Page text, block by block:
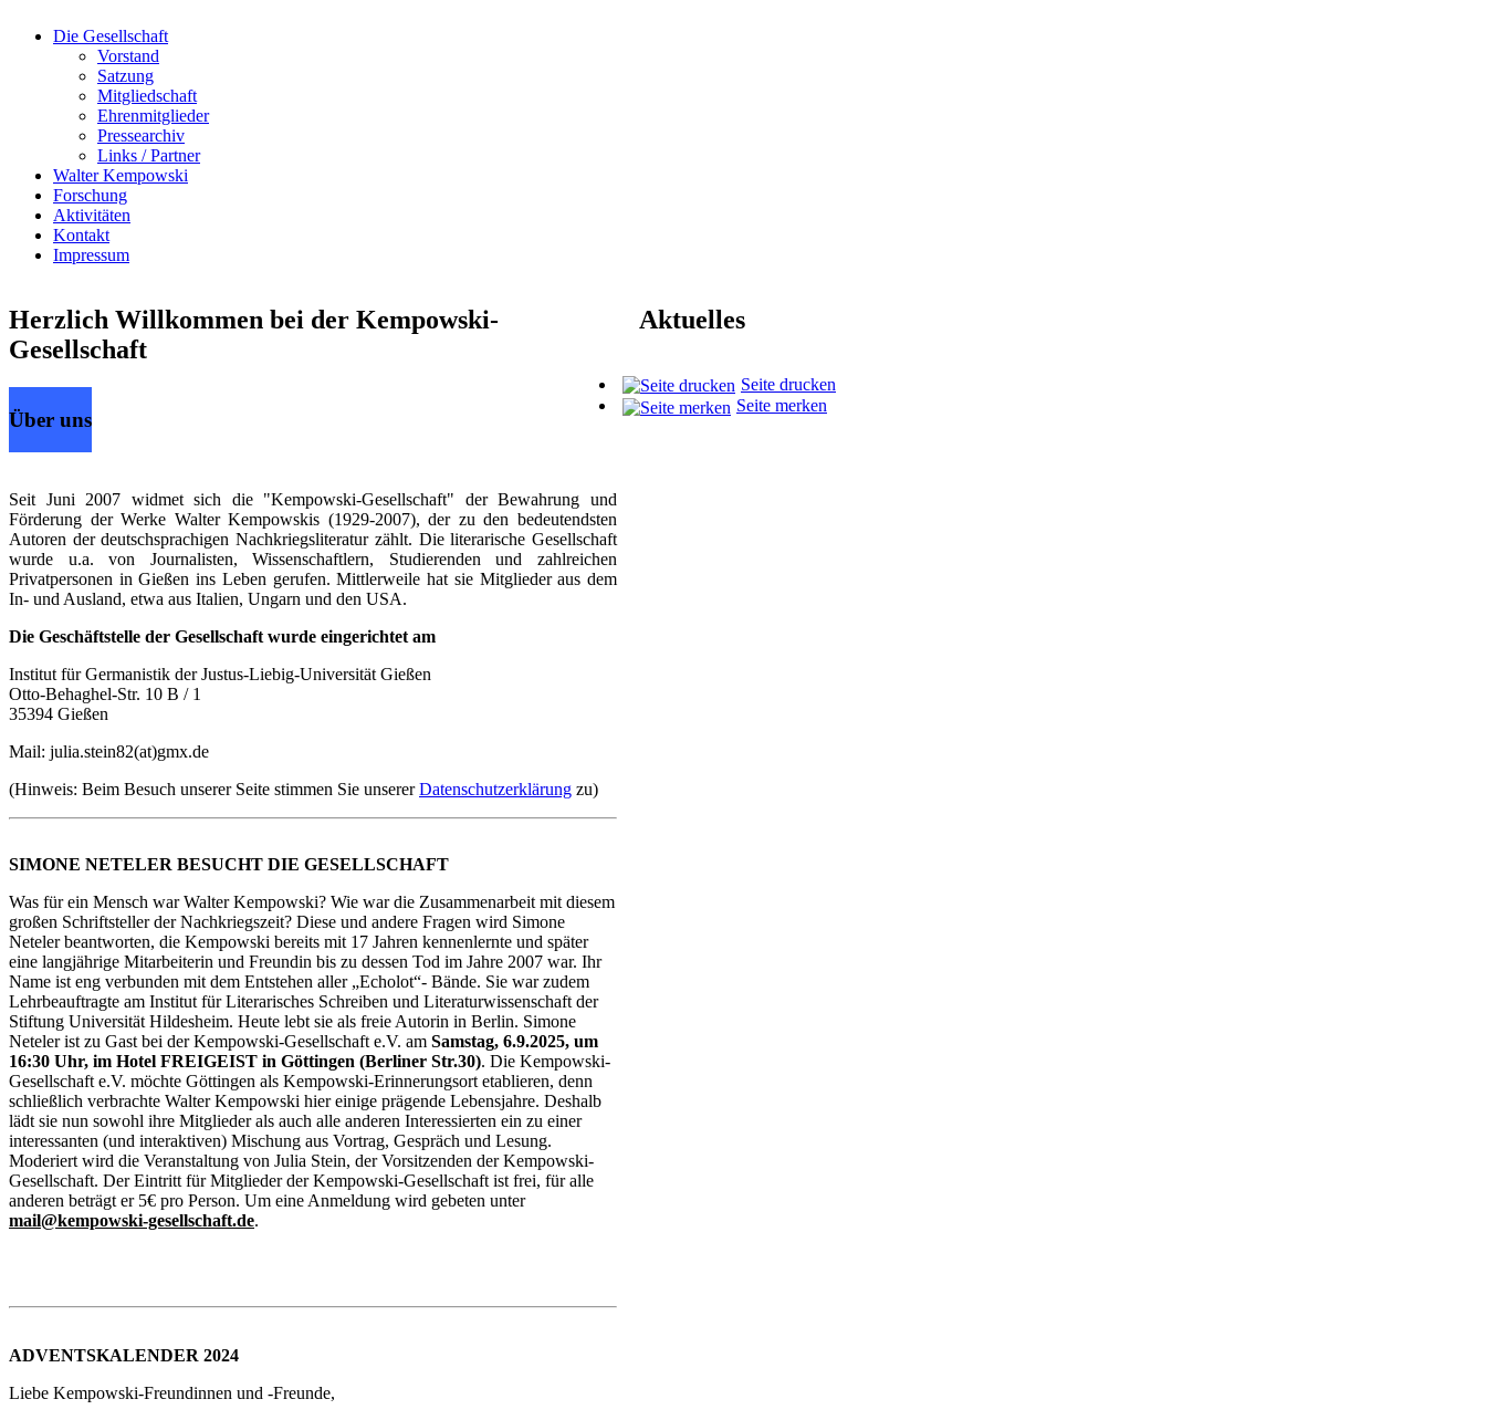
Die Gesellschaft
Vorstand
Satzung
Mitgliedschaft
Ehrenmitglieder
Pressearchiv
Links / Partner
Walter Kempowski
Forschung
Aktivitäten
Kontakt
Impressum
Herzlich Willkommen bei der Kempowski-
Gesellschaft
Über uns
Seit Juni 2007 widmet sich die "Kempowski-Gesellschaft" der Bewahrung und
Förderung der Werke Walter Kempowskis (1929-2007), der zu den bedeutendsten
Autoren der deutschsprachigen Nachkriegsliteratur zählt. Die literarische Gesellschaft
wurde u.a. von Journalisten, Wissenschaftlern, Studierenden und zahlreichen
Privatpersonen in Gießen ins Leben gerufen. Mittlerweile hat sie Mitglieder aus dem
In- und Ausland, etwa aus Italien, Ungarn und den USA.
Die Geschäftstelle der Gesellschaft wurde eingerichtet am
Institut für Germanistik der Justus-Liebig-Universität Gießen
Otto-Behaghel-Str. 10 B / 1
35394 Gießen
Mail: julia.stein82(at)gmx.de
(Hinweis: Beim Besuch unserer Seite stimmen Sie unsererDatenschutzerklärung zu)
SIMONE NETELER BESUCHT DIE GESELLSCHAFT
Was für ein Mensch war Walter Kempowski? Wie war die Zusammenarbeit mit diesem
großen Schriftsteller der Nachkriegszeit? Diese und andere Fragen wird Simone
Neteler beantworten, die Kempowski bereits mit 17 Jahren kennenlernte und später
eine langjährige Mitarbeiterin und Freundin bis zu dessen Tod im Jahre 2007 war. Ihr
Name ist eng verbunden mit dem Entstehen aller „Echolot“- Bände. Sie war zudem
Lehrbeauftragte am Institut für Literarisches Schreiben und Literaturwissenschaft der
Stiftung Universität Hildesheim. Heute lebt sie als freie Autorin in Berlin. Simone
Neteler ist zu Gast bei der Kempowski-Gesellschaft e.V. am Samstag, 6.9.2025, um
16:30 Uhr, im Hotel FREIGEIST in Göttingen (Berliner Str.30). Die Kempowski-
Gesellschaft e.V. möchte Göttingen als Kempowski-Erinnerungsort etablieren, denn
schließlich verbrachte Walter Kempowski hier einige prägende Lebensjahre. Deshalb
lädt sie nun sowohl ihre Mitglieder als auch alle anderen Interessierten ein zu einer
interessanten (und interaktiven) Mischung aus Vortrag, Gespräch und Lesung.
Moderiert wird die Veranstaltung von Julia Stein, der Vorsitzenden der Kempowski-
Gesellschaft. Der Eintritt für Mitglieder der Kempowski-Gesellschaft ist frei, für alle
anderen beträgt er 5€ pro Person. Um eine Anmeldung wird gebeten unter
mail@kempowski-gesellschaft.de.
ADVENTSKALENDER 2024
Liebe Kempowski-Freundinnen und -Freunde,
Aktuelles
Seite drucken
Seite merken